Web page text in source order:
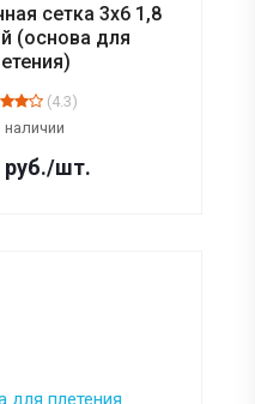
сетка 3х6 1,8
(основа для
(4.3)
наличии
руб./шт.